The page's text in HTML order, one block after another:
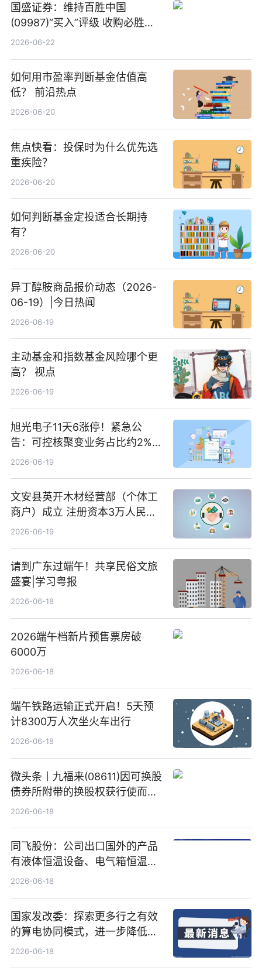
国盛证券：维持百胜中国
(09987)“买入”评级 收购必胜客
中国增厚利润加速成长 信息
2026-06-22
如何用市盈率判断基金估值高
低？ 前沿热点
2026-06-20
焦点快看：投保时为什么优先选
重疾险？
2026-06-20
如何判断基金定投适合长期持
有？
2026-06-20
异丁醇胺商品报价动态（2026-
06-19）|今日热闻
2026-06-19
主动基金和指数基金风险哪个更
高？ 视点
2026-06-19
旭光电子11天6涨停！紧急公
告：可控核聚变业务占比约2%！
前沿热点
2026-06-19
文安县英开木材经营部（个体工
商户）成立 注册资本3万人民币
新要闻
2026-06-19
请到广东过端午！共享民俗文旅
盛宴|学习粤报
2026-06-18
2026端午档新片预售票房破
6000万
2026-06-18
端午铁路运输正式开启！5天预
计8300万人次坐火车出行
2026-06-18
微头条丨九福来(08611)因可换股
债券所附带的换股权获行使而发
行5200万股
2026-06-18
同飞股份：公司出口国外的产品
有液体恒温设备、电气箱恒温装
置、纯水冷却单元和特种换热器
2026-06-18
国家发改委：探索更多行之有效
的算电协同模式，进一步降低网
络传输时延_最资讯
2026-06-18